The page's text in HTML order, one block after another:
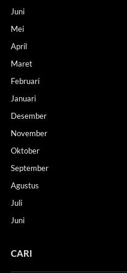
Juni
Mei
April
Maret
Februari
Januari
Desember
November
Oktober
September
Agustus
Juli
Juni
CARI